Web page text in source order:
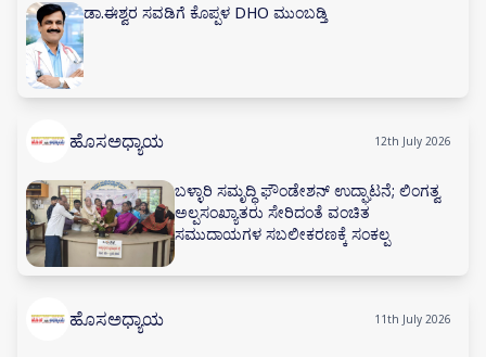
ಡಾ.ಈಶ್ವರ ಸವಡಿಗೆ ಕೊಪ್ಪಳ DHO ಮುಂಬಡ್ತಿ
ಹೊಸಅಧ್ಯಾಯ 12th July 2026
ಬಳ್ಳಾರಿ ಸಮೃದ್ಧಿ ಫೌಂಡೇಶನ್ ಉದ್ಘಾಟನೆ; ಲಿಂಗತ್ವ
ಅಲ್ಪಸಂಖ್ಯಾತರು ಸೇರಿದಂತೆ ವಂಚಿತ
ಸಮುದಾಯಗಳ ಸಬಲೀಕರಣಕ್ಕೆ ಸಂಕಲ್ಪ
ಹೊಸಅಧ್ಯಾಯ 11th July 2026